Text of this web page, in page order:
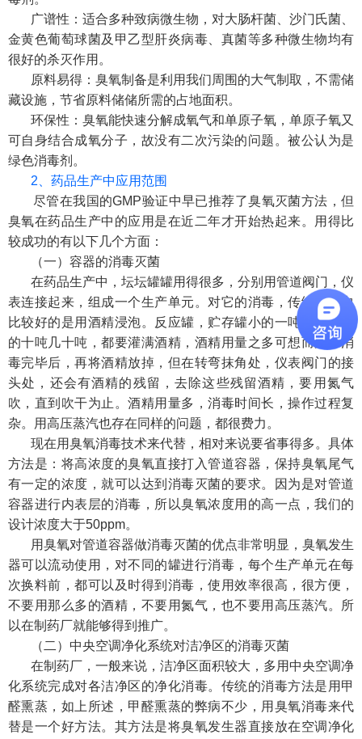
广谱性：适合多种致病微生物，对大肠杆菌、沙门氏菌、
金黄色葡萄球菌及甲乙型肝炎病毒、真菌等多种微生物均有
很好的杀灭作用。
原料易得：臭氧制备是利用我们周围的大气制取，不需储
藏设施，节省原料储储所需的占地面积。
环保性：臭氧能快速分解成氧气和单原子氧，单原子氧又
可自身结合成氧分子，故没有二次污染的问题。被公认为是
绿色消毒剂。
2、药品生产中应用范围
尽管在我国的GMP验证中早已推荐了臭氧灭菌方法，但
臭氧在药品生产中的应用是在近二年才开始热起来。用得比
较成功的有以下几个方面：
（一）容器的消毒灭菌
在药品生产中，坛坛罐罐用得很多，分别用管道阀门，仪
表连接起来，组成一个生产单元。对它的消毒，传统方法中
比较好的是用酒精浸泡。反应罐，贮存罐小的一吨半吨，大
的十吨几十吨，都要灌满酒精，酒精用量之多可想而知。消
毒完毕后，再将酒精放掉，但在转弯抹角处，仪表阀门的接
头处，还会有酒精的残留，去除这些残留酒精，要用氮气
吹，直到吹干为止。酒精用量多，消毒时间长，操作过程复
杂。用高压蒸汽也存在同样的问题，都很费力。
现在用臭氧消毒技术来代替，相对来说要省事得多。具体
方法是：将高浓度的臭氧直接打入管道容器，保持臭氧尾气
有一定的浓度，就可以达到消毒灭菌的要求。因为是对管道
容器进行内表层的消毒，所以臭氧浓度用的高一点，我们的
设计浓度大于50ppm。
用臭氧对管道容器做消毒灭菌的优点非常明显，臭氧发生
器可以流动使用，对不同的罐进行消毒，每个生产单元在每
次换料前，都可以及时得到消毒，使用效率很高，很方便，
不要用那么多的酒精，不要用氮气，也不要用高压蒸汽。所
以在制药厂就能够得到推广。
（二）中央空调净化系统对洁净区的消毒灭菌
在制药厂，一般来说，洁净区面积较大，多用中央空调净
化系统完成对各洁净区的净化消毒。传统的消毒方法是用甲
醛熏蒸，如上所述，甲醛熏蒸的弊病不少，用臭氧消毒来代
替是一个好方法。其方法是将臭氧发生器直接放在空调净化